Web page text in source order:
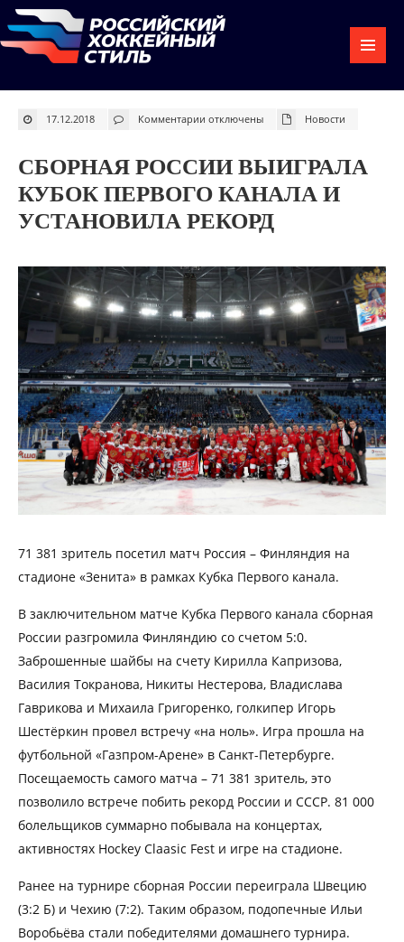
17.12.2018 Комментарии к
выиграла
Кубок
Первого
канала
и
рекорд
отключены Новости
СБОРНАЯ РОССИИ ВЫИГРАЛА
КУБОК ПЕРВОГО КАНАЛА И
УСТАНОВИЛА РЕКОРД
71 381 зритель посетил матч Россия – Финляндия на
стадионе «Зенита» в рамках Кубка Первого канала.
В заключительном матче Кубка Первого канала сборная
России разгромила Финляндию со счетом 5:0.
Заброшенные шайбы на счету Кирилла Капризова,
Василия Токранова, Никиты Нестерова, Владислава
Гаврикова и Михаила Григоренко, голкипер Игорь
Шестёркин провел встречу «на ноль». Игра прошла на
футбольной «Газпром-Арене» в Санкт-Петербурге.
Посещаемость самого матча – 71 381 зритель, это
позволило встрече побить рекорд России и СССР. 81 000
болельщиков суммарно побывала на концертах,
активностях Hockey Claasic Fest и игре на стадионе.
Ранее на турнире сборная России переиграла Швецию
(3:2 Б) и Чехию (7:2). Таким образом, подопечные Ильи
Воробьёва стали победителями домашнего турнира.